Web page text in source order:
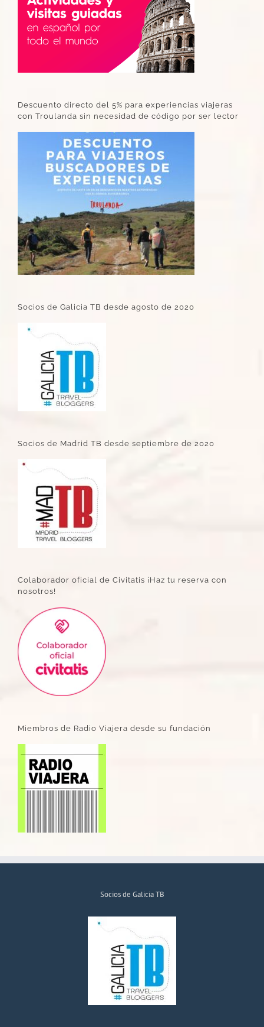
Descuento directo del 5% para experiencias viajeras
con Troulanda sin necesidad de código por ser lector
Socios de Galicia TB desde agosto de 2020
Socios de Madrid TB desde septiembre de 2020
Colaborador oficial de Civitatis ¡Haz tu reserva con
nosotros!
Miembros de Radio Viajera desde su fundación
Socios de Galicia TB